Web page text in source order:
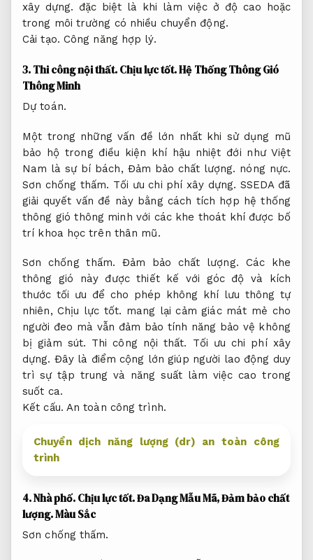
xây dựng. đặc biệt là khi làm việc ở độ cao hoặc
trong môi trường có nhiều chuyển động.
Cải tạo. Công năng hợp lý.
3.Thi công nội thất.Chịu lực tốt.Hệ Thống Thông Gió
Thông Minh
Dự toán.
Một trong những vấn đề lớn nhất khi sử dụng mũ
bảo hộ trong điều kiện khí hậu nhiệt đới như Việt
Nam là sự bí bách, Đảm bảo chất lượng. nóng nực.
Sơn chống thấm. Tối ưu chi phí xây dựng. SSEDA đã
giải quyết vấn đề này bằng cách tích hợp hệ thống
thông gió thông minh với các khe thoát khí được bố
trí khoa học trên thân mũ.
Sơn chống thấm. Đảm bảo chất lượng. Các khe
thông gió này được thiết kế với góc độ và kích
thước tối ưu để cho phép không khí lưu thông tự
nhiên,Chịu lực tốt. mang lại cảm giác mát mẻ cho
người đeo mà vẫn đảm bảo tính năng bảo vệ không
bị giảm sút. Thi công nội thất.
Tối ưu chi phí xây
dựng. Đây là điểm cộng lớn giúp người lao động duy
trì sự tập trung và năng suất làm việc cao trong
suốt ca.
Kết cấu. An toàn công trình.
Chuyển dịch năng lượng (dr) an toàn công
trình
4.Nhà phố.Chịu lực tốt.Đa Dạng Mẫu Mã,Đảm bảo chất
lượng.Màu Sắc
Sơn chống thấm.